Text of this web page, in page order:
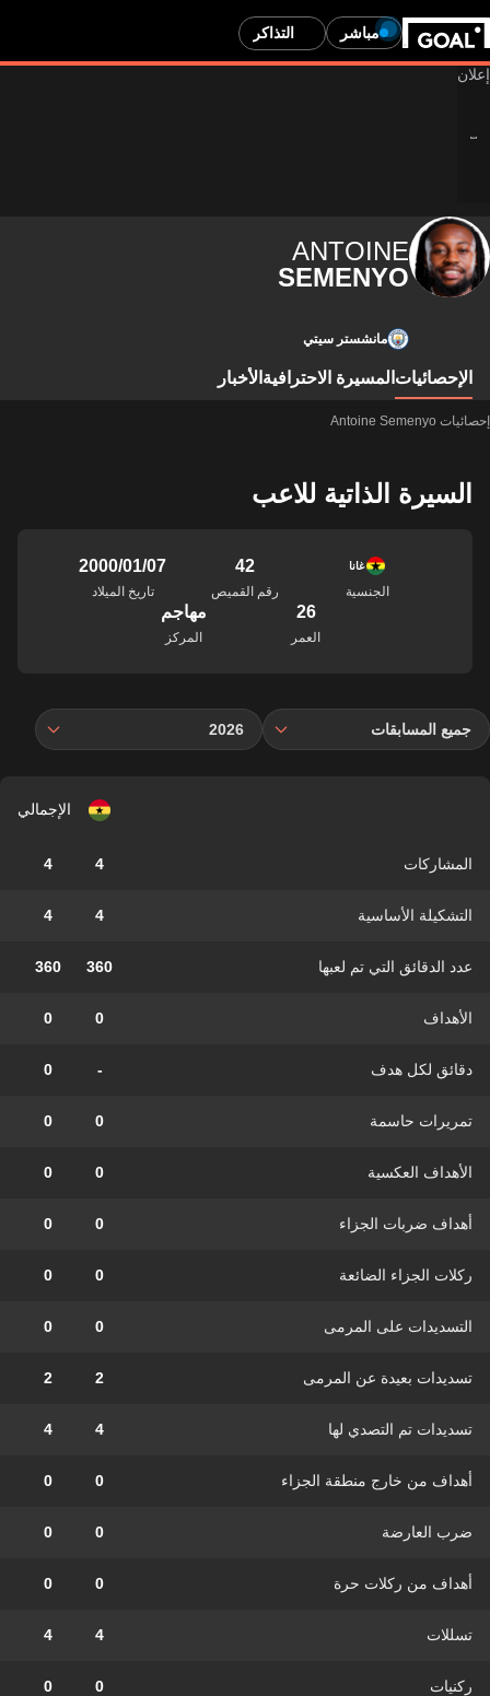
مباشر التذاكر
ANTOINE
SEMENYO
مانشستر سيتي
الإحصائيات المسيرة الاحترافية الأخبار
إحصائيات Antoine Semenyo
السيرة الذاتية للاعب
غانا
الجنسية
42
رقم القميص
07‏/01‏/2000
تاريخ الميلاد
26
العمر
مهاجم
المركز
جميع المسابقات 2026
الإجمالي
المشاركات 4
4
التشكيلة الأساسية 4
4
عدد الدقائق التي تم لعبها 360
360
الأهداف 0
0
دقائق لكل هدف -
0
تمريرات حاسمة 0
0
الأهداف العكسية 0
0
أهداف ضربات الجزاء 0
0
ركلات الجزاء الضائعة 0
0
التسديدات على المرمى 0
0
تسديدات بعيدة عن المرمى 2
2
تسديدات تم التصدي لها 4
4
أهداف من خارج منطقة الجزاء 0
0
ضرب العارضة 0
0
أهداف من ركلات حرة 0
0
تسللات 4
4
ركنيات 0
0